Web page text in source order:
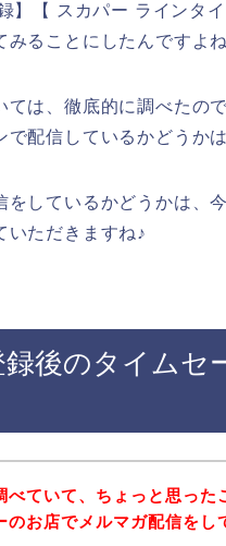
】【 スカパー ラインタ
ることにしたんですよね
は、徹底的に調べたの
配信しているかどうか
しているかどうかは、
いただきますね♪
後のタイムセ
べていて、ちょっと思った
のお店でメルマガ配信をし